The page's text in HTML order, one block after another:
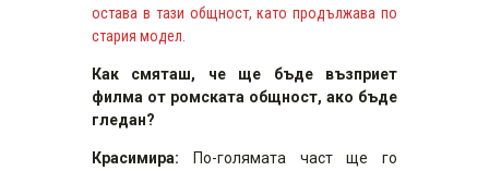
остава в тази общност, като продължава по
стария модел.
Как смяташ, че ще бъде възприет
филма от ромската общност, ако бъде
гледан?
Красимира:
По-голямата част ще го